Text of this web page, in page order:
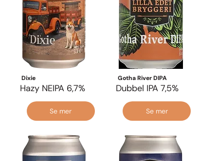
Dixie
Hazy NEIPA 6,7%
Se mer
Gotha River DIPA
Dubbel IPA 7,5%
Se mer